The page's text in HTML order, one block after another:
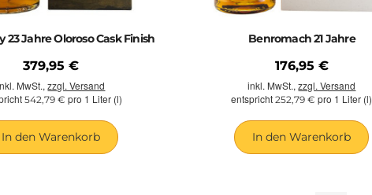
23 Jahre Oloroso Cask Finish
379,95 €
MwSt.,zzgl. Versand
542,79 € pro 1 Liter (l)
In den Warenkorb
Benromach 21 Jahre
176,95 €
inkl. MwSt.,zzgl. Versand
entspricht252,79 € pro 1 Liter (l)
In den Warenkorb